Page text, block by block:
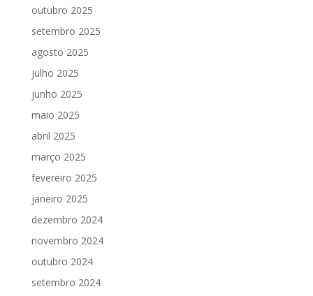
outubro 2025
setembro 2025
agosto 2025
julho 2025
junho 2025
maio 2025
abril 2025
março 2025
fevereiro 2025
janeiro 2025
dezembro 2024
novembro 2024
outubro 2024
setembro 2024